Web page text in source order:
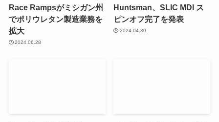
Race Rampsがミシガン州
でポリウレタン製造業務を
拡大
2024.06.28
Huntsman、SLIC MDI ス
ピンオフ完了を発表
2024.04.30